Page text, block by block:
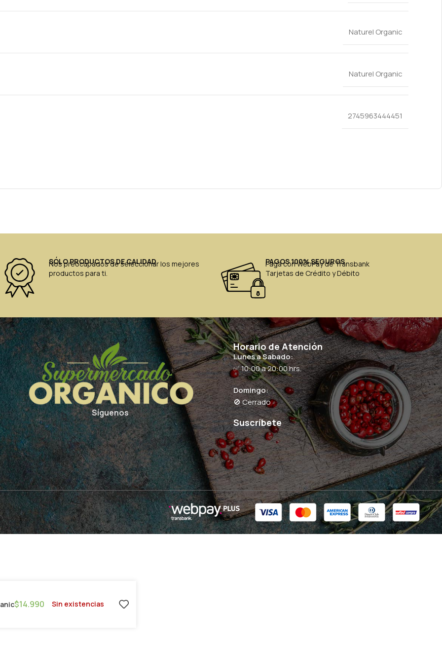
Naturel Organic
Naturel Organic
2745963444451
SÓLO PRODUCTOS DE CALIDAD
Nos preocupados de seleccionar los mejores
productos para ti.
PAGOS 100% SEGUROS
Paga con WebPay de Transbank
Tarjetas de Crédito y Débito
Síguenos
Horario de Atención
Lunes a Sabado:
✅ 10:00 a 20:00 hrs.
Domingo:
🚫 Cerrado
Suscríbete
$14.990 Sin existencias